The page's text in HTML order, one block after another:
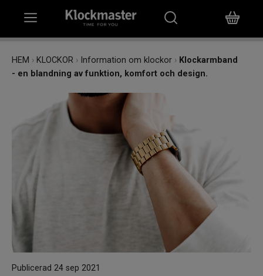
SMYCKEN
BUTIKER
HEM › KLOCKOR › Information om klockor › Klockarmband
- en blandning av funktion, komfort och design.
Publicerad 24 sep 2021